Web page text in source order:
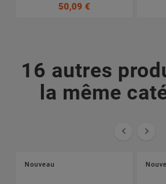
50,09 €
16 autres
la même
 
Nouveau